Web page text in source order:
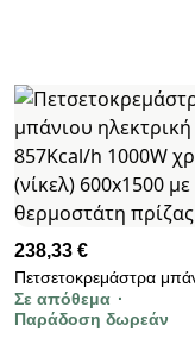
238,33 €
Πετσετοκρεμάστρα
ηλεκτρική 857Kcal/h
χρωμέ (νίκελ)
Σε απόθεμα
Παράδοση δωρεάν